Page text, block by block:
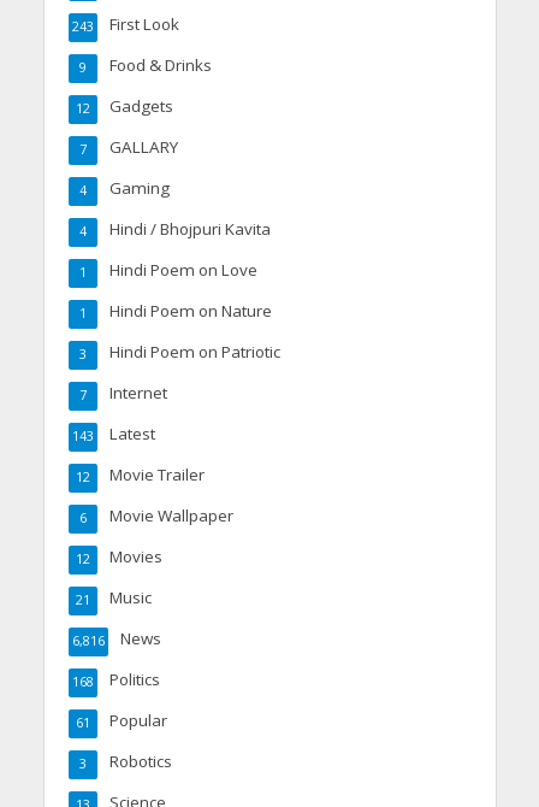
First Look
243
Food & Drinks
9
Gadgets
12
GALLARY
7
Gaming
4
Hindi / Bhojpuri Kavita
4
Hindi Poem on Love
1
Hindi Poem on Nature
1
Hindi Poem on Patriotic
3
Internet
7
Latest
143
Movie Trailer
12
Movie Wallpaper
6
Movies
12
Music
21
News
6,816
Politics
168
Popular
61
Robotics
3
Science